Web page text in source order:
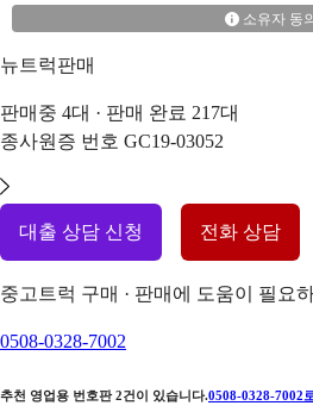
소유자 동의
뉴트럭판매
판매중 4대 · 판매 완료 217대
종사원증 번호 GC19-03052
대출 상담 신청 전화 상담
중고트럭 구매 · 판매에 도움이 필요
0508-0328-7002
추천 영업용 번호판 2건이 있습니다.0508-0328-7002